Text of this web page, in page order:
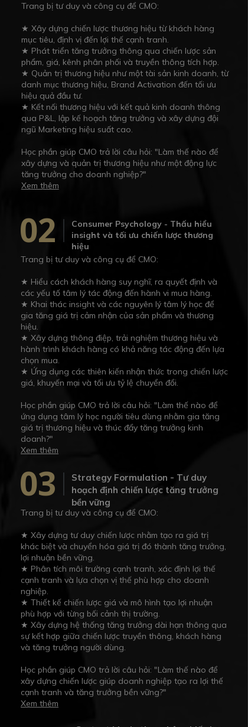
03
Strategy Formulation - Tư duy
hoạch định chiến lược tăng trưởng
bền vững
Trang bị tư duy và công cụ để CMO:
★ Xây dựng tư duy chiến lược nhằm tạo ra giá trị
khác biệt và chuyển hóa giá trị đó thành tăng trưởng,
lợi nhuận bền vững.
★ Phân tích môi trường cạnh tranh, xác định lợi thế
cạnh tranh và lựa chọn vị thế phù hợp cho doanh
nghiệp.
★ Thiết kế chiến lược giá và mô hình tạo lợi nhuận
phù hợp với từng bối cảnh thị trường.
★ Xây dựng hệ thống tăng trưởng dài hạn thông qua
sự kết hợp giữa chiến lược truyền thông, khách hàng
và tăng trưởng người dùng.
Học phần giúp CMO trả lời câu hỏi: "Làm thế nào để
xây dựng chiến lược giúp doanh nghiệp tạo ra lợi thế
cạnh tranh và tăng trưởng bền vững?"
Xem thêm
Trang bị tư duy và công cụ để CMO:
★ Xây dựng chiến lược thương hiệu từ khách hàng
mục tiêu, định vị đến lợi thế cạnh tranh.
★ Phát triển tăng trưởng thông qua chiến lược sản
phẩm, giá, kênh phân phối và truyền thông tích hợp.
★ Quản trị thương hiệu như một tài sản kinh doanh, từ
danh mục thương hiệu, Brand Activation đến tối ưu
hiệu quả đầu tư.
★ Kết nối thương hiệu với kết quả kinh doanh thông
qua P&L, lập kế hoạch tăng trưởng và xây dựng đội
ngũ Marketing hiệu suất cao.
Học phần giúp CMO trả lời câu hỏi: "Làm thế nào để
xây dựng và quản trị thương hiệu như một động lực
tăng trưởng cho doanh nghiệp?"
Xem thêm
02
Consumer Psychology - Thấu hiểu
insight và tối ưu chiến lược thương
hiệu
Trang bị tư duy và công cụ để CMO:
★ Hiểu cách khách hàng suy nghĩ, ra quyết định và
các yếu tố tâm lý tác động đến hành vi mua hàng.
★ Khai thác insight và các nguyên lý tâm lý học để
gia tăng giá trị cảm nhận của sản phẩm và thương
hiệu.
★ Xây dựng thông điệp, trải nghiệm thương hiệu và
hành trình khách hàng có khả năng tác động đến lựa
chọn mua.
★ Ứng dụng các thiên kiến nhận thức trong chiến lược
giá, khuyến mại và tối ưu tỷ lệ chuyển đổi.
Học phần giúp CMO trả lời câu hỏi: "Làm thế nào để
ứng dụng tâm lý học người tiêu dùng nhằm gia tăng
giá trị thương hiệu và thúc đẩy tăng trưởng kinh
doanh?"
Xem thêm